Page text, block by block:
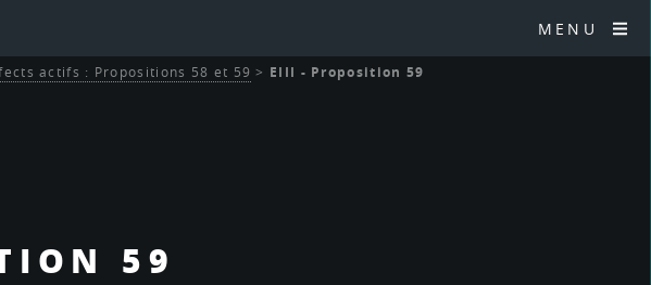
MENU
59
actifs : Propositions 58 et 59 > EIII - Proposition 59